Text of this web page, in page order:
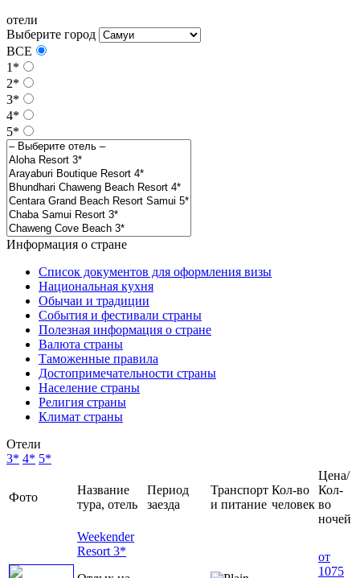
отели
Выберите город
ВСЕ
1*
2*
3*
4*
5*
Информация о стране
Список документов для оформления визы
Национальная кухня
Обычаи и традиции
События и фестивали страны
Полезная информация о стране
Валюта страны
Таможенные правила
Достопримечательности страны
Население страны
Религия страны
Климат страны
Отели
3* 4* 5*
Фото
Название
тура, отель
Период
заезда
Транспорт
и питание
Кол-во
человек
Цена/
Кол-
во
ночей
Weekender
Resort 3*
от
1075